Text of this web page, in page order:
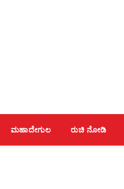
ಮಹಾದೇಗುಲ ರುಚಿ ನೋಡಿ